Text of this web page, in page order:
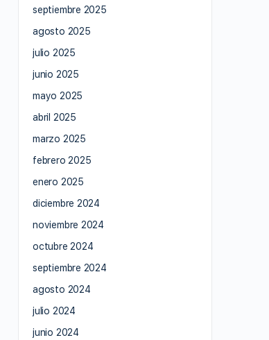
septiembre 2025
agosto 2025
julio 2025
junio 2025
mayo 2025
abril 2025
marzo 2025
febrero 2025
enero 2025
diciembre 2024
noviembre 2024
octubre 2024
septiembre 2024
agosto 2024
julio 2024
junio 2024